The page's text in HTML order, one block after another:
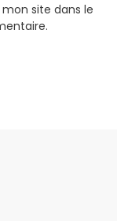
site dans le